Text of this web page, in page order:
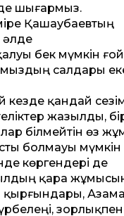
де шығармыз.
Қашаубаевтың
әлде
бек мүмкін
салдары
кез­де қандай
жазылды,
білмейтін өз
болмауы мүмкін
көргендері де
қара
қырғындары,
зорлықпен